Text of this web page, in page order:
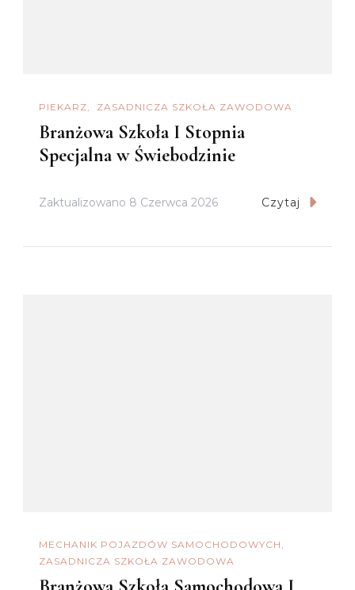
PIEKARZ ZASADNICZA SZKOŁA ZAWODOWA
Branżowa Szkoła I Stopnia
Specjalna w Świebodzinie
Zaktualizowano 8 Czerwca 2026 Czytaj
MECHANIK POJAZDÓW SAMOCHODOWYCH
ZASADNICZA SZKOŁA ZAWODOWA